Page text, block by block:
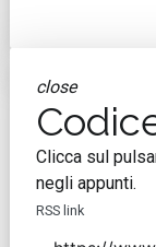
close
Clicca sul
negli appunti.
RSS link